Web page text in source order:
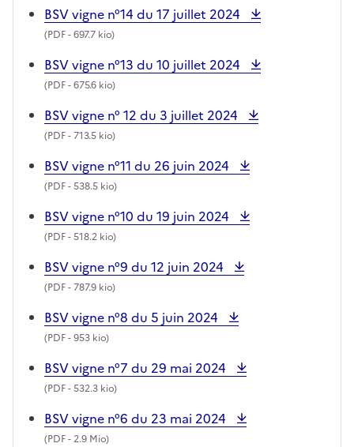
BSV vigne n°14 du 17 juillet 2024
(PDF- 697.7 kio)
BSV vigne n°13 du 10 juillet 2024
(PDF- 675.6 kio)
BSV vigne n° 12 du 3 juillet 2024
(PDF- 713.5 kio)
BSV vigne n°11 du 26 juin 2024
(PDF- 538.5 kio)
BSV vigne n°10 du 19 juin 2024
(PDF- 518.2 kio)
BSV vigne n°9 du 12 juin 2024
(PDF- 787.9 kio)
BSV vigne n°8 du 5 juin 2024
(PDF- 953 kio)
BSV vigne n°7 du 29 mai 2024
(PDF- 532.3 kio)
BSV vigne n°6 du 23 mai 2024
(PDF- 2.9 Mio)